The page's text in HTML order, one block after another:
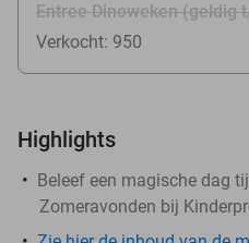
Entree Dinoweken (geldig
Verkocht: 950
Highlights
Beleef een magische dag
Zomeravonden bij